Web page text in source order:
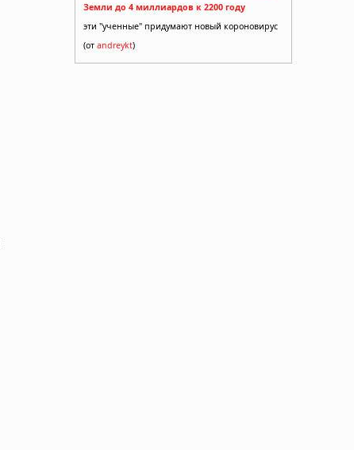
Земли до 4 миллиардов к 2200 году
эти "ученные" придумают новый короновирус
(от andreykt)